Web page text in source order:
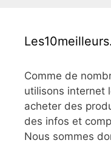
Comme de
utilisons internet
acheter des
des infos et
Nous sommes